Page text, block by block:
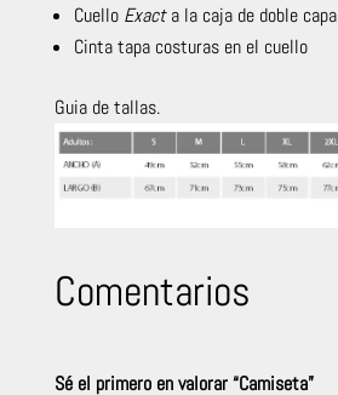
Cuello Exacta la caja de doble capa
Cinta tapa costuras en el cuello
Guia de tallas.
Comentarios
Sé el primero en valorar “Camiseta”